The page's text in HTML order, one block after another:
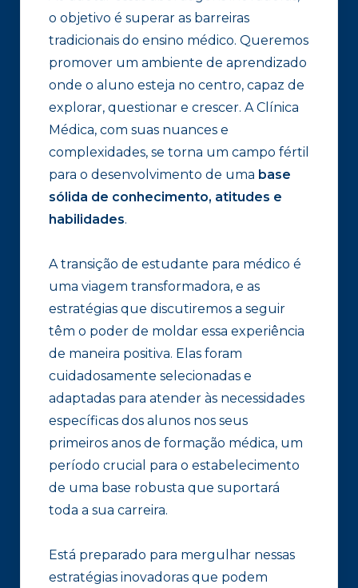
o objetivo é superar as barreiras
tradicionais do ensino médico. Queremos
promover um ambiente de aprendizado
onde o aluno esteja no centro, capaz de
explorar, questionar e crescer. A Clínica
Médica, com suas nuances e
complexidades, se torna um campo fértil
para o desenvolvimento de uma base
sólida de conhecimento, atitudes e
habilidades.
A transição de estudante para médico é
uma viagem transformadora, e as
estratégias que discutiremos a seguir
têm o poder de moldar essa experiência
de maneira positiva. Elas foram
cuidadosamente selecionadas e
adaptadas para atender às necessidades
específicas dos alunos nos seus
primeiros anos de formação médica, um
período crucial para o estabelecimento
de uma base robusta que suportará
toda a sua carreira.
Está preparado para mergulhar nessas
estratégias inovadoras que podem